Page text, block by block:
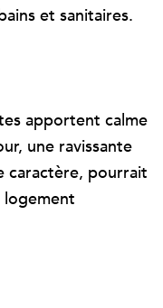
et sanitaires.
apportent calme
une ravissante
caractère, pourrait